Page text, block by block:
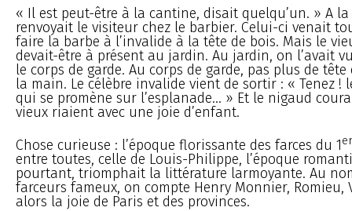
« Il est peut-être à la cantine, disait quelqu’un. » A
renvoyait le visiteur chez le barbier. Celui-ci venait
faire la barbe à l’invalide à la tête de bois. Mais le
devait-être à présent au jardin. Au jardin, on l’avait
le corps de garde. Au corps de garde, pas plus de
la main. Le célèbre invalide vient de sortir : « Tenez !
qui se promène sur l’esplanade... » Et le nigaud
vieux riaient avec une joie d’enfant.
Chose curieuse : l’époque florissante des farces du 1er
entre toutes, celle de Louis-Philippe, l’époque
pourtant, triomphait la littérature larmoyante. Au
farceurs fameux, on compte Henry Monnier, Romieu,
alors la joie de Paris et des provinces.